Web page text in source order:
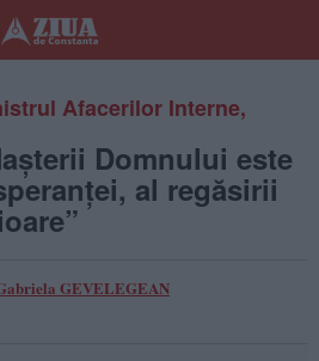
Afacerilor Interne,
Domnului este
al regăsirii
GEVELEGEAN